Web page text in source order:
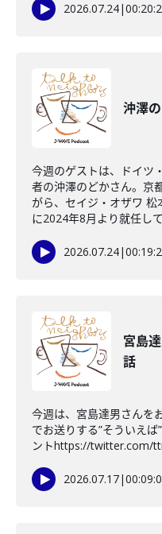
2026.07.24|
沖澤
今週のゲストは、ドイツ
者の沖澤のどかさん。京
がら、セイジ・オザワ
に2024年8月より就任し
2026.07.24|
宮島
話
今週は、宮島達男さんを
でお送りする”そういえ
ントhttps://twitter.com/
2026.07.17|